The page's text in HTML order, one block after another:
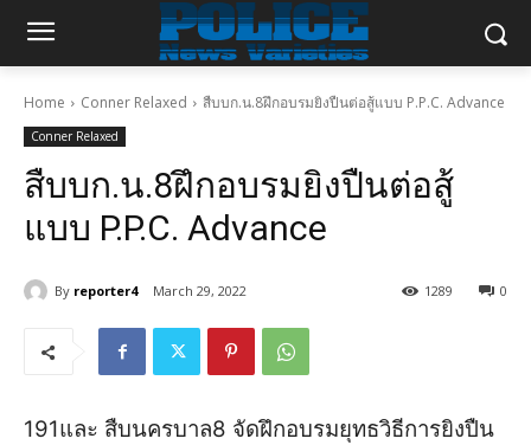
Home Conner Relaxed สืบบก.น.8ฝึกอบรมยิงปืนต่อสู้แบบ P.P.C. Advance
Conner Relaxed
สืบบก.น.8ฝึกอบรมยิงปืนต่อสู้
แบบ P.P.C. Advance
By reporter4 March 29, 2022 0
1289
191และ สืบนครบาล8 จัดฝึกอบรมยุทธวิธีการยิงปืน